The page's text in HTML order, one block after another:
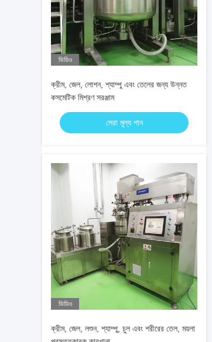
ভিডিও
ক্রীম, জেল, লোশন, শ্যাম্পু এবং তেলের জন্য উন্নত
কসমেটিক মিশ্রণ সরঞ্জাম
সেরা মূল্য পান
ভিডিও
ক্রীম, জেল, লশুন, শ্যাম্পু, চুল এবং শরীরের তেল, ময়লা